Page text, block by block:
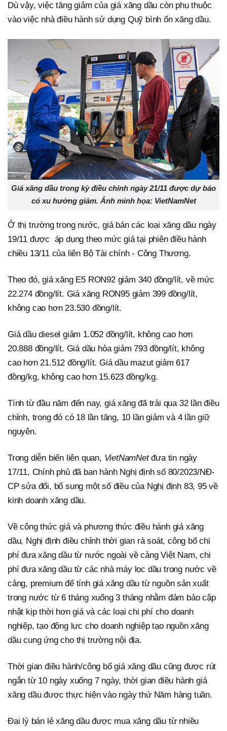
Dù vậy, việc tăng giảm của giá xăng dầu còn phụ thuộc
vào việc nhà điều hành sử dụng Quỹ bình ổn xăng dầu.
Giá xăng dầu trong kỳ điều chỉnh ngày 21/11 được dự báo
có xu hướng giảm. Ảnh minh họa: VietNamNet
Ở thị trường trong nước, giá bán các loại xăng dầu ngày
19/11 được áp dụng theo mức giá tại phiên điều hành
chiều 13/11 của liên Bộ Tài chính - Công Thương.
Theo đó, giá xăng E5 RON92 giảm 340 đồng/lít, về mức
22.274 đồng/lít. Giá xăng RON95 giảm 399 đồng/lít,
không cao hơn 23.530 đồng/lít.
Giá dầu diesel giảm 1.052 đồng/lít, không cao hơn
20.888 đồng/lít. Giá dầu hỏa giảm 793 đồng/lít, không
cao hơn 21.512 đồng/lít. Giá dầu mazut giảm 617
đồng/kg, không cao hơn 15.623 đồng/kg.
Tính từ đầu năm đến nay, giá xăng đã trải qua 32 lần điều
chỉnh, trong đó có 18 lần tăng, 10 lần giảm và 4 lần giữ
nguyên.
Trong diễn biến liên quan, VietNamNetđưa tin ngày
17/11, Chính phủ đã ban hành Nghị định số 80/2023/NĐ-
CP sửa đổi, bổ sung một số điều của Nghị định 83, 95 về
kinh doanh xăng dầu.
Về công thức giá và phương thức điều hành giá xăng
dầu, Nghị định điều chỉnh thời gian rà soát, công bố chi
phí đưa xăng dầu từ nước ngoài về cảng Việt Nam, chi
phí đưa xăng dầu từ các nhà máy lọc dầu trong nước về
cảng, premium để tính giá xăng dầu từ nguồn sản xuất
trong nước từ 6 tháng xuống 3 tháng nhằm đảm bảo cập
nhật kịp thời hơn giá và các loại chi phí cho doanh
nghiệp, tạo động lực cho doanh nghiệp tạo nguồn xăng
dầu cung ứng cho thị trường nội địa.
Thời gian điều hành/công bố giá xăng dầu cũng được rút
ngắn từ 10 ngày xuống 7 ngày, thời gian điều hành giá
xăng dầu được thực hiện vào ngày thứ Năm hàng tuần.
Đại lý bán lẻ xăng dầu được mua xăng dầu từ nhiều